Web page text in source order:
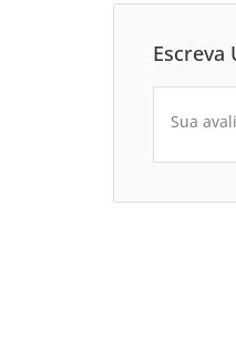
Escreva
Sua